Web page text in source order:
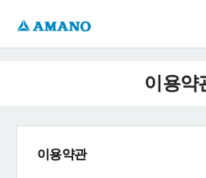
이용약
이용약관